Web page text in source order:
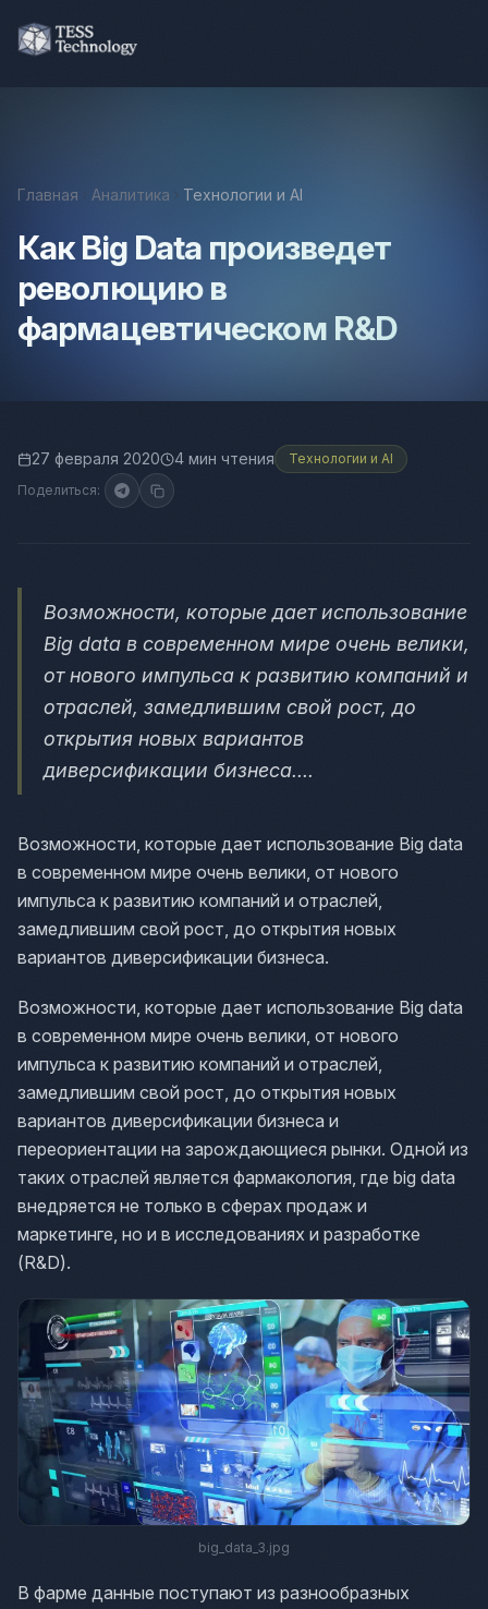
Главная Аналитика Технологии и AI
Как Big Data произведет
революцию в
фармацевтическом R&D
27 февраля 2020 4 мин чтения
Технологии и AI
Поделиться:
Возможности, которые дает использование
Big data в современном мире очень велики,
от нового импульса к развитию компаний и
отраслей, замедлившим свой рост, до
открытия новых вариантов
диверсификации бизнеса....
Возможности, которые дает использование Big data
в современном мире очень велики, от нового
импульса к развитию компаний и отраслей,
замедлившим свой рост, до открытия новых
вариантов диверсификации бизнеса.
Возможности, которые дает использование Big data
в современном мире очень велики, от нового
импульса к развитию компаний и отраслей,
замедлившим свой рост, до открытия новых
вариантов диверсификации бизнеса и
переориентации на зарождающиеся рынки. Одной из
таких отраслей является фармакология, где big data
внедряется не только в сферах продаж и
маркетинге, но и в исследованиях и разработке
(R&D).
big_data_3.jpg
В фарме данные поступают из разнообразных